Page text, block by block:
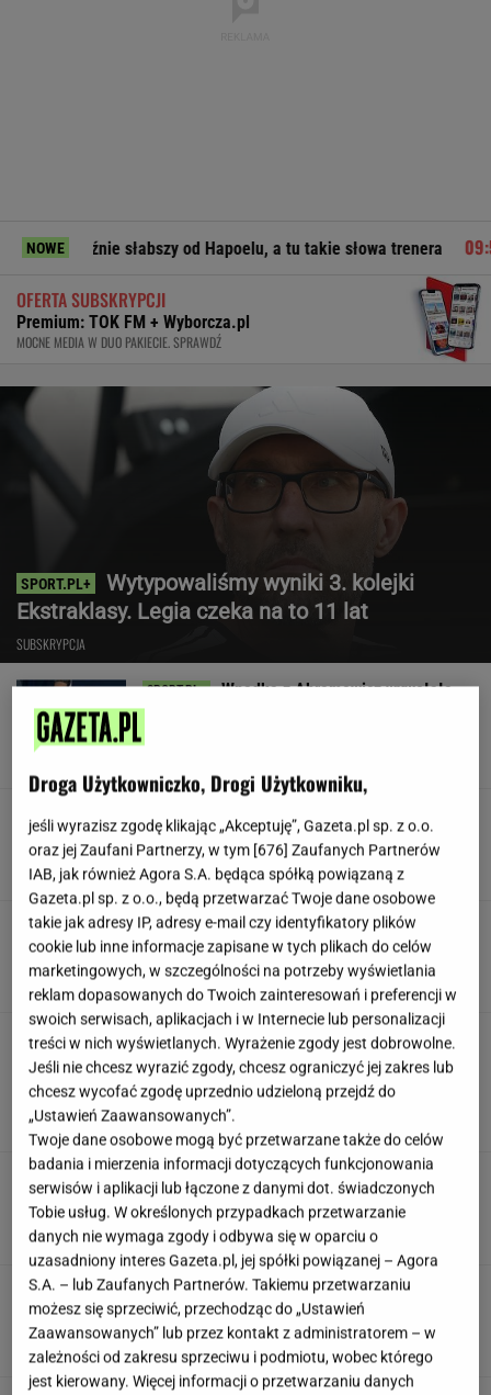
NOWE
słabszy od Hapoelu, a tu takie słowa trenera Anna
OFERTA SUBSKRYPCJI
Premium: TOK FM + Wyborcza.pl
MOCNE MEDIA W DUO PAKIECIE. SPRAWDŹ
Wytypowaliśmy wyniki 3. kolejki
Ekstraklasy. Legia czeka na to 11 lat
SUBSKRYPCJA
Wpadka z Abramowicz wywołała
szum. U Świątek wydarzyło się coś
Koledzy z branży nie mieli litości dla Kłeczka.
"Odpiął wrotki"
Jamy karne, pobicia. Ukraina
ma problem z jednostką
SUBSKRYPCJA
ZUS dopłaca Ukraińcom do
emerytur. Konfederacja grzmi, ale zapomina o
ważnej rzeczy
LESZEK KOSTRZEWSKI
Duda ułaskawił Wąsika i
Kamińskiego, jego nie. "Skazał mnie Pan na
karę śmierci"
Urzędnicy pukają do domów. Chcą paragonów
MATERIAŁ PROMOCYJNY
Droga Użytkowniczko, Drogi Użytkowniku,
jeśli wyrazisz zgodę klikając „Akceptuję”, Gazeta.pl sp. z o.o.
oraz jej Zaufani Partnerzy, w tym [676] Zaufanych Partnerów
IAB, jak również Agora S.A. będąca spółką powiązaną z
Gazeta.pl sp. z o.o., będą przetwarzać Twoje dane osobowe
takie jak adresy IP, adresy e-mail czy identyfikatory plików
cookie lub inne informacje zapisane w tych plikach do celów
marketingowych, w szczególności na potrzeby wyświetlania
reklam dopasowanych do Twoich zainteresowań i preferencji w
swoich serwisach, aplikacjach i w Internecie lub personalizacji
treści w nich wyświetlanych. Wyrażenie zgody jest dobrowolne.
Jeśli nie chcesz wyrazić zgody, chcesz ograniczyć jej zakres lub
chcesz wycofać zgodę uprzednio udzieloną przejdź do
„Ustawień Zaawansowanych”.
Twoje dane osobowe mogą być przetwarzane także do celów
badania i mierzenia informacji dotyczących funkcjonowania
serwisów i aplikacji lub łączone z danymi dot. świadczonych
Tobie usług. W określonych przypadkach przetwarzanie
danych nie wymaga zgody i odbywa się w oparciu o
uzasadniony interes Gazeta.pl, jej spółki powiązanej – Agora
S.A. – lub Zaufanych Partnerów. Takiemu przetwarzaniu
możesz się sprzeciwić, przechodząc do „Ustawień
Zaawansowanych” lub przez kontakt z administratorem – w
zależności od zakresu sprzeciwu i podmiotu, wobec którego
jest kierowany. Więcej informacji o przetwarzaniu danych